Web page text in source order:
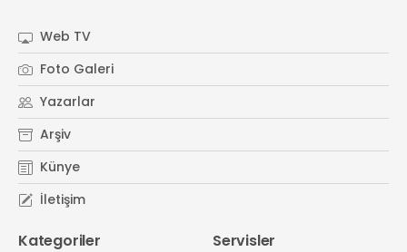
Web TV
Foto Galeri
Yazarlar
Arşiv
Künye
İletişim
Kategoriler Servisler